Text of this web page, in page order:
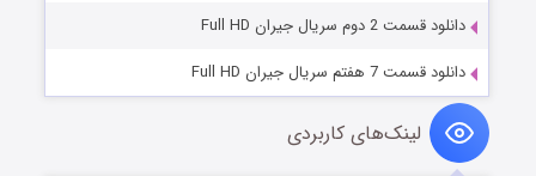
دانلود قسمت 2 دوم سریال جیران Full HD
دانلود قسمت 7 هفتم سریال جیران Full HD
لینک‌های کاربردی